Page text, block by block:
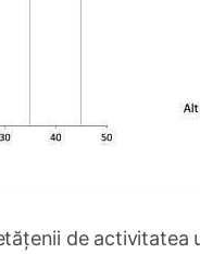
de activitatea